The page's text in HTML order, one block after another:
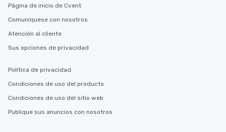
Página de inicio de Cvent
Comuníquese con nosotros
Atención al cliente
Sus opciones de privacidad
Política de privacidad
Condiciones de uso del producto
Condiciones de uso del sitio web
Publique sus anuncios con nosotros